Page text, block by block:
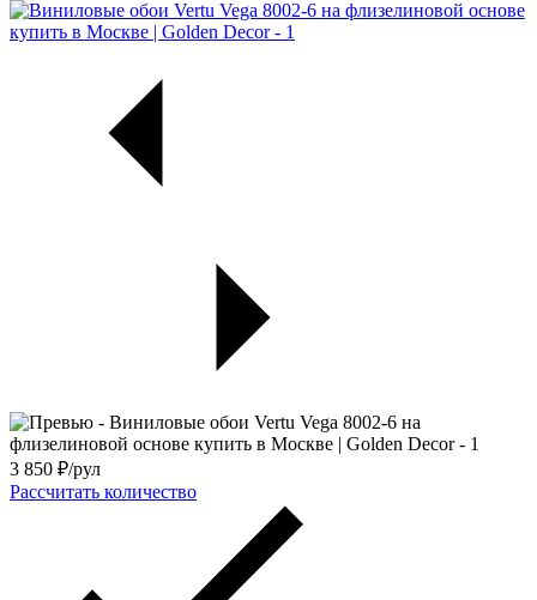
3 850 ₽/рул
Рассчитать количество